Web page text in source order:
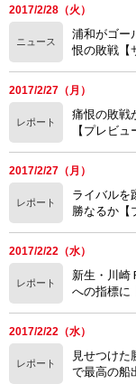
2017/2/28（火）
ニュース
浦和がゴー
恨の敗戦【
2017/2/27（月）
レポート
痛恨の敗戦
【プレビ
2017/2/27（月）
レポート
ライバルを
勝なるか【
2017/2/22（水）
レポート
新生・川崎
への指標に
2017/2/22（水）
レポート
見せつけた
で最高の船